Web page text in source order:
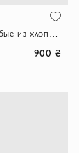
900 ₴